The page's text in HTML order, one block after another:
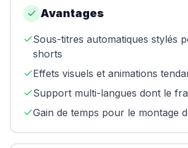
Avantages
Sous-titres automatiques stylés
shorts
Effets visuels et animations
Support multi-langues dont le
Gain de temps pour le montage